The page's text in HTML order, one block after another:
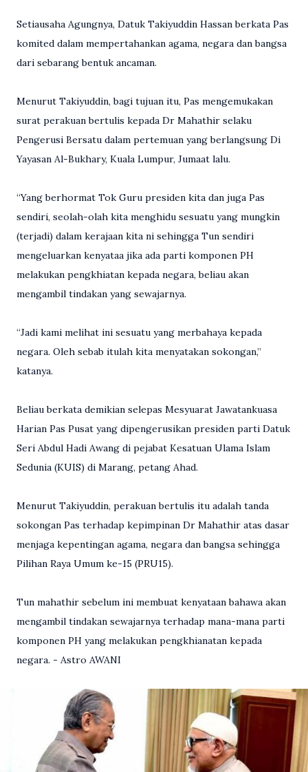
Setiausaha Agungnya, Datuk Takiyuddin Hassan berkata Pas
komited dalam mempertahankan agama, negara dan bangsa
dari sebarang bentuk ancaman.
Menurut Takiyuddin, bagi tujuan itu, Pas mengemukakan
surat perakuan bertulis kepada Dr Mahathir selaku
Pengerusi Bersatu dalam pertemuan yang berlangsung Di
Yayasan Al-Bukhary, Kuala Lumpur, Jumaat lalu.
“Yang berhormat Tok Guru presiden kita dan juga Pas
sendiri, seolah-olah kita menghidu sesuatu yang mungkin
(terjadi) dalam kerajaan kita ni sehingga Tun sendiri
mengeluarkan kenyataa jika ada parti komponen PH
melakukan pengkhiatan kepada negara, beliau akan
mengambil tindakan yang sewajarnya.
“Jadi kami melihat ini sesuatu yang merbahaya kepada
negara. Oleh sebab itulah kita menyatakan sokongan,”
katanya.
Beliau berkata demikian selepas Mesyuarat Jawatankuasa
Harian Pas Pusat yang dipengerusikan presiden parti Datuk
Seri Abdul Hadi Awang di pejabat Kesatuan Ulama Islam
Sedunia (KUIS) di Marang, petang Ahad.
Menurut Takiyuddin, perakuan bertulis itu adalah tanda
sokongan Pas terhadap kepimpinan Dr Mahathir atas dasar
menjaga kepentingan agama, negara dan bangsa sehingga
Pilihan Raya Umum ke-15 (PRU15).
Tun mahathir sebelum ini membuat kenyataan bahawa akan
mengambil tindakan sewajarnya terhadap mana-mana parti
komponen PH yang melakukan pengkhianatan kepada
negara. - Astro AWANI